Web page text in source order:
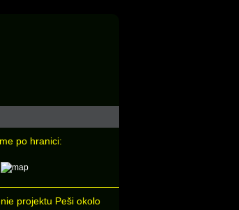
po hranici:
projektu Peši okolo